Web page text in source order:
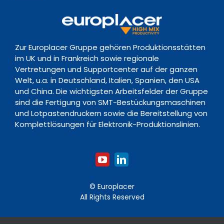
Downloads
Schulungsakademie
Zur Europlacer Gruppe gehören Produktionsstätten
im UK und in Frankreich sowie regionale
Vertretungen und Supportcenter auf der ganzen
Welt, u.a. in Deutschland, Italien, Spanien, den USA
und China. Die wichtigsten Arbeitsfelder der Gruppe
sind die Fertigung von SMT-Bestückungsmaschinen
und Lotpastendruckern sowie die Bereitstellung von
Komplettlösungen für Elektronik-Produktionslinien.
© Europlacer
All Rights Reserved